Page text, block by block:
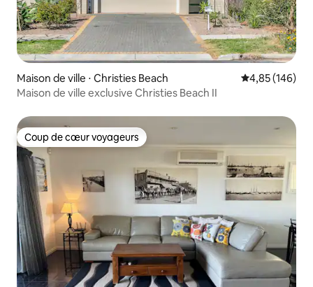
Maison de ville ⋅ Christies Beach Évaluation
4,85 (146)
Maison de ville exclusive Christies Beach II
Coup de cœur voyageurs
Coup de cœur voyageurs